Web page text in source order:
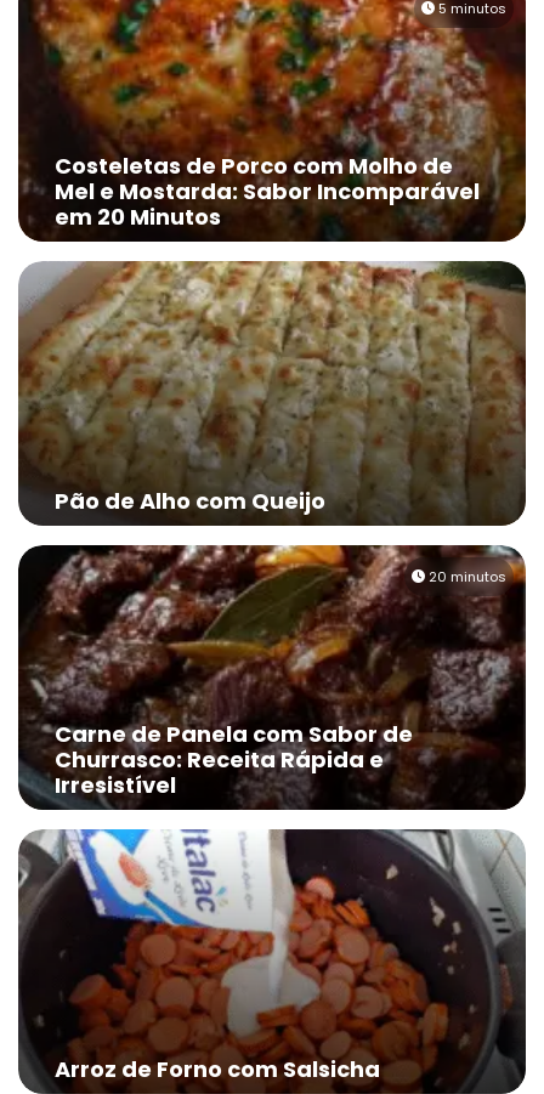
5 minutos
Costeletas de Porco com Molho de
Mel e Mostarda: Sabor Incomparável
em 20 Minutos
Pão de Alho com Queijo
20 minutos
Carne de Panela com Sabor de
Churrasco: Receita Rápida e
Irresistível
Arroz de Forno com Salsicha